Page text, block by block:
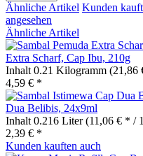
Ähnliche Artikel Kunden
angesehen
Ähnliche Artikel
Extra Scharf, Cap Ibu, 210g
Inhalt 0.21 Kilogramm (21,86
4,59 € *
Dua Belibis, 24x9ml
Inhalt 0.216 Liter(11,06 € * /
2,39 € *
Kunden kauften auch